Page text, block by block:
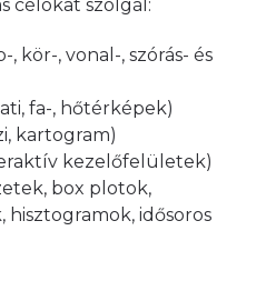
célokat szolgál:
kör-, vonal-, szórás- és
fa-, hőtérképek)
kartogram)
kezelőfelületek)
box plotok,
hisztogramok, idősoros